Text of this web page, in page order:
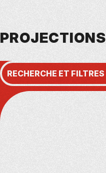
PROJECTIONS
RECHERCHE ET FILTRES